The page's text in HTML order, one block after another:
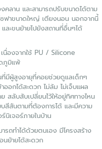
คลาน และสามารถปรับขนาดได้ตาม
ซฟาขนาดใหญ่ เตียงนอน นอกจากนี้
ละขนย้ายไปยังสถานที่อื่นๆได้
นื่องจากใช้ PU / Silicone
ภูมิแพ้
ที่มีผู้สูงอายุที่คอยช่วยดูแลเด็กๆ
อกได้สะดวก ไม่ล้ม ไม่เจ็บแผล
สลับสับเปลี่ยนไว้ให้อยู่ทิศทางไหน
สันตามที่ต้องการได้ และมีความ
นิเจอร์ภายในบ้าน
รถทำได้ด้วยตนเอง มีโครงสร้าง
นย้ายได้สะดวก